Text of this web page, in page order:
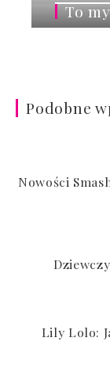
To
Podobne
Nowości
Lily Lolo: